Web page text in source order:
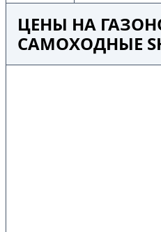
ЦЕНЫ НА
САМОХОДНЫЕ